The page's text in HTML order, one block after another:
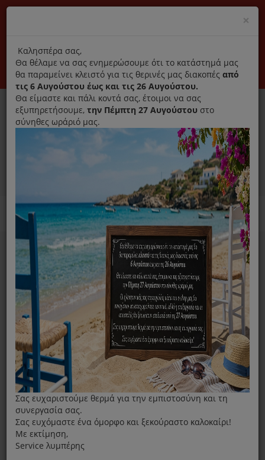
Αποκλειστικά γνήσια ανταλλακτικά
Σύνδεση Εγγραφή Εταιρεία Επικοινωνία
0
Ανταλλακτικά ηλεκτρικών συσκευών MENU
Home
Χύτρα
Χειρολαβή Χύτρας Tefal Minute Actua Μπορντό
×
title
Καλησπέρα σας,
Θα θέλαμε να σας ενημερώσουμε ότι το κατάστημά μας
θα παραμείνει κλειστό για τις θερινές μας διακοπές από
τις 6 Αυγούστου έως και τις 26 Αυγούστου.
Θα είμαστε και πάλι κοντά σας, έτοιμοι να σας
εξυπηρετήσουμε, την Πέμπτη 27 Αυγούστου στο
σύνηθες ωράριό μας.
Σας ευχαριστούμε θερμά για την εμπιστοσύνη και τη
συνεργασία σας.
Σας ευχόμαστε ένα όμορφο και ξεκούραστο καλοκαίρι!
Με εκτίμηση,
Service λυμπέρης